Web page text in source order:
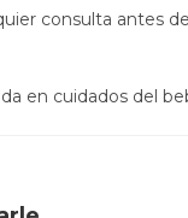
consulta antes
en cuidados del